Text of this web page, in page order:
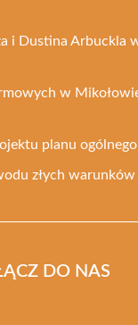
i Dustina Arbuckla
w
planu
złych
DO NAS